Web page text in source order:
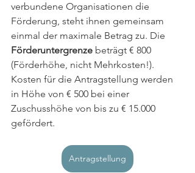
verbundene Organisationen die
Förderung, steht ihnen gemeinsam
einmal der maximale Betrag zu. Die
Förderuntergrenze beträgt € 800
(Förderhöhe, nicht Mehrkosten!).
Kosten für die Antragstellung werden
in Höhe von € 500 bei einer
Zuschusshöhe von bis zu € 15.000
gefördert.
Antragstellung